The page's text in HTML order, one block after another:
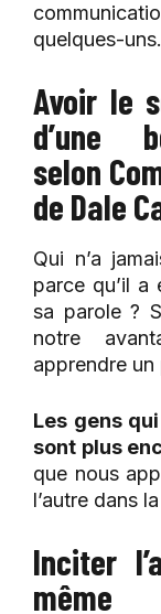
quelques-uns.
Avoir le
d’une
selon
de Dale
Qui n’a
parce qu’il a
sa parole ?
notre
apprendre un
Les gens
sont plus
que nous
l’autre dans
Inciter
même